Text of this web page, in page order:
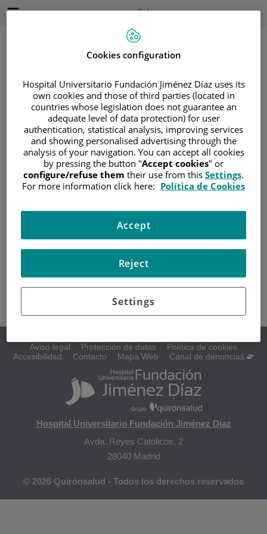
Buscar
Selector
de
idioma
Idioma
Español
Inicio/ÁREA DEL PACIENTE
/SOBRE EL CÁNCER
INFORMACIÓN Y SOPORTE AL PACIENTE
/VIVIR CON CÁNCER
Cambios en la imagen corporal y apariencia
Las relaciones
Aviso legal Protección de datos
Política de cookies
Accesibilidad
Contacto Mapa Web Canal de denuncias
Hospital Universitario Fundación Jiménez Díaz
Avda. Reyes Católicos, 2
28040 Madrid
© 2026 Quirónsalud - Todos los derechos reservados
Cookies configuration
Hospital Universitario Fundación Jiménez Díaz uses its
own cookies and those of third parties (located in
countries whose legislation does not guarantee an
adequate level of data protection) for user
authentication, statistical analysis, improving services
and showing personalised advertising through the
analysis of your navigation. You can accept all cookies
by pressing the button "Accept cookies" or
configure/refuse them their use from this Settings.
For more information click here: Política de Cookies
Settings
Reject
Accept